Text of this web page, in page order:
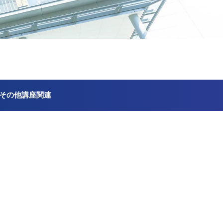
の他講座関連